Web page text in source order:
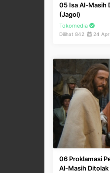
05 Isa Al-Masih
(Jagoi)
Tokomedia
Dilihat 842 24 Apr
06 Proklamasi
Al-Masih